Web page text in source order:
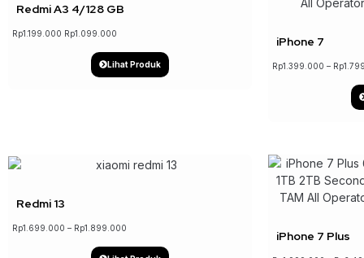
Redmi A3 4/128 GB
Rp1.199.000 Rp1.099.000
Lihat Produk
iPhone 7
Rp1.399.000 – Rp
Redmi 13
Rp1.699.000 – Rp1.899.000
iPhone 7 Plus